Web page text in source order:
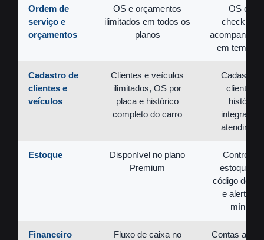
Ordem de
serviço e
orçamentos
OS e orçamentos
ilimitados em todos os
planos
OS com
checklists
em tempo
Cadastro de
clientes e
veículos
Clientes e veículos
ilimitados, OS por
placa e histórico
completo do carro
Cadastro
clientes e
histórico
integrado
Estoque
Disponível no plano
Premium
Controle
estoque
código de
e alertas
mínimo
Financeiro
Fluxo de caixa no
Contas a